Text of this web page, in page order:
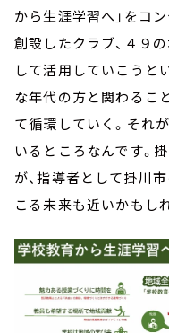
から生涯学習へ」をコ
創設したクラブ、４９
して活用していこうと
な年代の方と関わるこ
て循環していく。それ
いるところなんです。
が、指導者として掛川
こる未来も近いかもし